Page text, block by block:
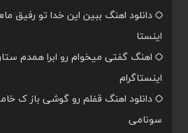
دانلود اهنگ ببین این خدا تو رفیق
اینستا
اهنگ گفتی میخوام رو ابرا همدم
اینستاگرام
دانلود اهنگ قفلم رو گوشی باز ک
سونامی